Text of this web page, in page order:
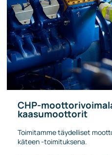
CHP-
kaasumoottorit
Toimitamme täydelliset
käteen -toimituksena.